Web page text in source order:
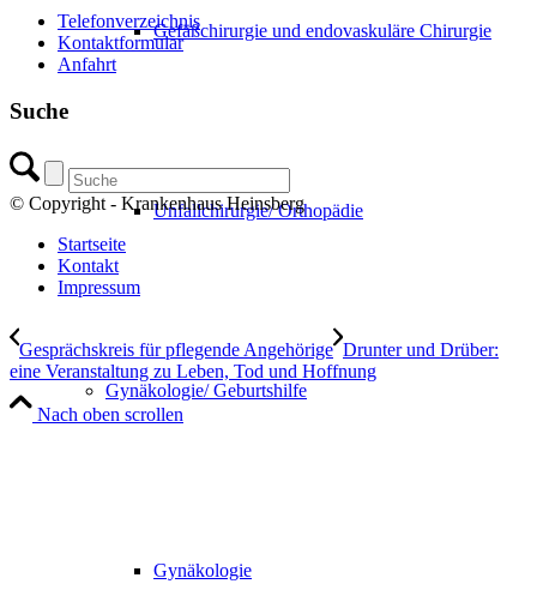
Gefäßchirurgie und endovaskuläre Chirurgie
Unfallchirurgie/ Orthopädie
Gynäkologie/ Geburtshilfe
Gynäkologie
Telefonverzeichnis
Kontaktformular
Anfahrt
Suche
© Copyright - Krankenhaus Heinsberg
Startseite
Kontakt
Impressum
Gesprächskreis für pflegende Angehörige Drunter und Drüber:
eine Veranstaltung zu Leben, Tod und Hoffnung
Nach oben scrollen